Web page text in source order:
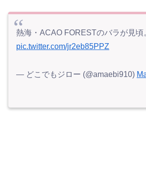
熱海・ACAO FORESTのバラが見頃
pic.twitter.com/jr2eb85PPZ
— どこでもジロー (@amaebi910)